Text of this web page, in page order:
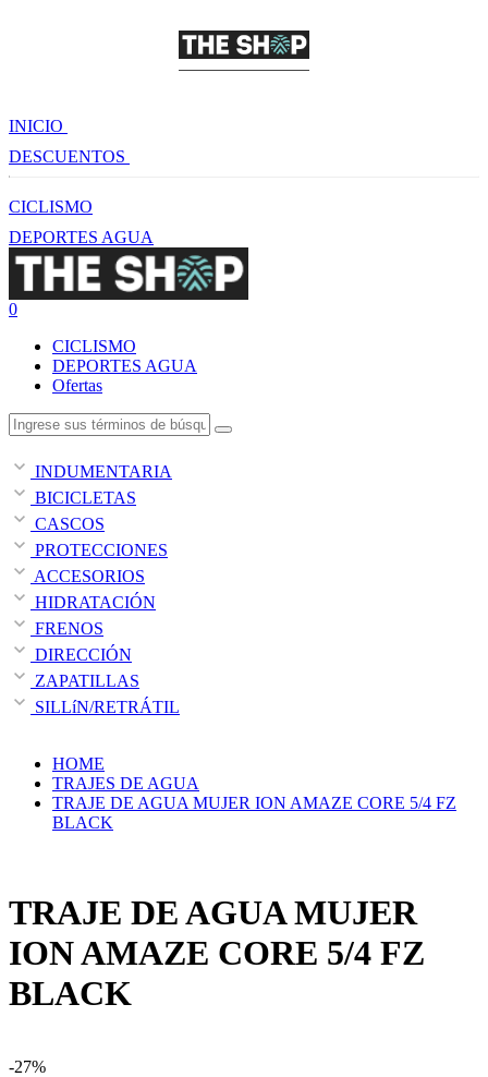
INICIO
DESCUENTOS
CICLISMO
DEPORTES AGUA
0
CICLISMO
DEPORTES AGUA
Ofertas
INDUMENTARIA
BICICLETAS
CASCOS
PROTECCIONES
ACCESORIOS
HIDRATACIÓN
FRENOS
DIRECCIÓN
ZAPATILLAS
SILLíN/RETRÁTIL
HOME
TRAJES DE AGUA
TRAJE DE AGUA MUJER ION AMAZE CORE 5/4 FZ
BLACK
TRAJE DE AGUA MUJER
ION AMAZE CORE 5/4 FZ
BLACK
-27%